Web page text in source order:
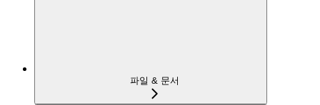
파일 & 문서